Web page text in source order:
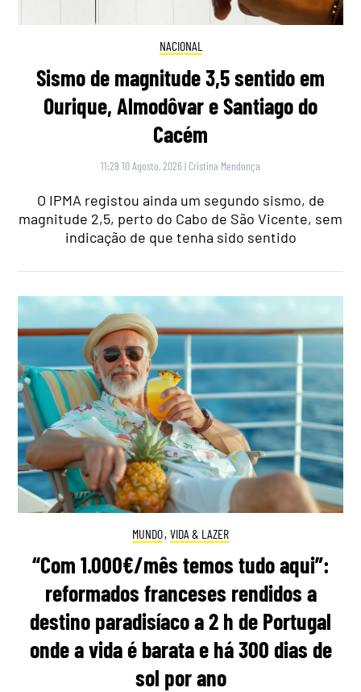
NACIONAL
Sismo de magnitude 3,5 sentido em
Ourique, Almodôvar e Santiago do
Cacém
11:29 10 Agosto, 2026 | Cristina Mendonça
O IPMA registou ainda um segundo sismo, de
magnitude 2,5, perto do Cabo de São Vicente, sem
indicação de que tenha sido sentido
MUNDO, VIDA & LAZER
“Com 1.000€/mês temos tudo aqui”:
reformados franceses rendidos a
destino paradisíaco a 2 h de Portugal
onde a vida é barata e há 300 dias de
sol por ano